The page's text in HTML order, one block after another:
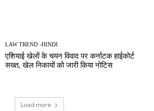
LAW TREND -HINDI
एशियाई खेलों के चयन विवाद पर कर्नाटक हाईकोर्ट
सख्त, खेल निकायों को जारी किया नोटिस
Load more